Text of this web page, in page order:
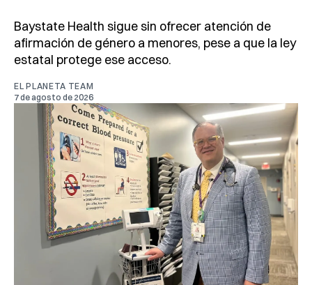
Baystate Health sigue sin ofrecer atención de
afirmación de género a menores, pese a que la ley
estatal protege ese acceso.
EL PLANETA TEAM
7 de agosto de 2026